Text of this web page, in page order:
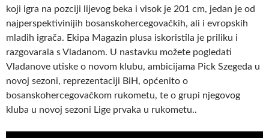
koji igra na pozciji lijevog beka i visok je 201 cm, jedan je od
najperspektivinijih bosanskohercegovačkih, ali i evropskih
mladih igrača. Ekipa Magazin plusa iskoristila je priliku i
razgovarala s Vladanom. U nastavku možete pogledati
Vladanove utiske o novom klubu, ambicijama Pick Szegeda u
novoj sezoni, reprezentaciji BiH, općenito o
bosanskohercegovačkom rukometu, te o grupi njegovog
kluba u novoj sezoni Lige prvaka u rukometu..